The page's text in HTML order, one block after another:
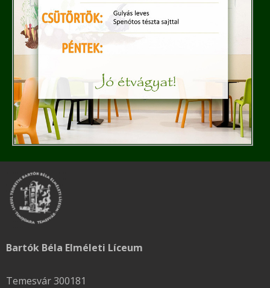
Bartók Béla Elméleti Líceum
Temesvár 300181